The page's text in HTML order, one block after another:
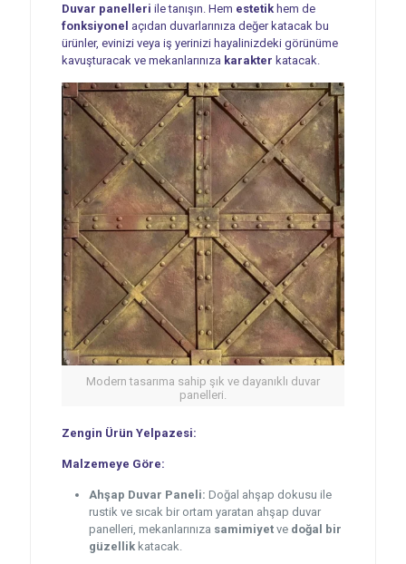
Duvar panelleri ile tanışın. Hem estetikhem de
fonksiyonel açıdan duvarlarınıza değer katacak bu
ürünler, evinizi veya iş yerinizi hayalinizdeki görünüme
kavuşturacak ve mekanlarınıza karakter katacak.
Modern tasarıma sahip şık ve dayanıklı duvar
panelleri.
Zengin Ürün Yelpazesi:
Malzemeye Göre:
Ahşap Duvar Paneli: Doğal ahşap dokusu ile
rustik ve sıcak bir ortam yaratan ahşap duvar
panelleri, mekanlarınıza samimiyetve doğal bir
güzellikkatacak.